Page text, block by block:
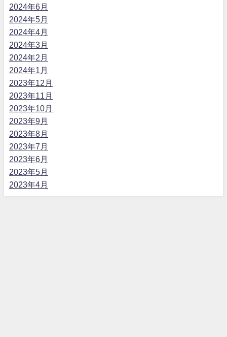
2024年6月
2024年5月
2024年4月
2024年3月
2024年2月
2024年1月
2023年12月
2023年11月
2023年10月
2023年9月
2023年8月
2023年7月
2023年6月
2023年5月
2023年4月